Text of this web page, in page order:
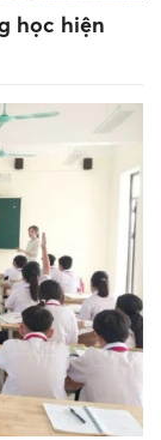
học hiện